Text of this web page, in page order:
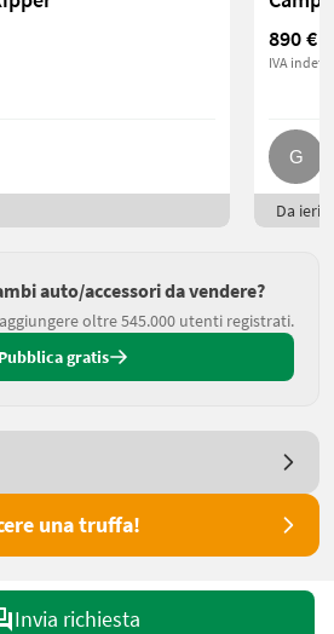
890 €
IVA
Da ieri
auto/accessori da vendere?
oltre 545.000 utenti registrati.
Pubblica gratis
una truffa!
Invia richiesta